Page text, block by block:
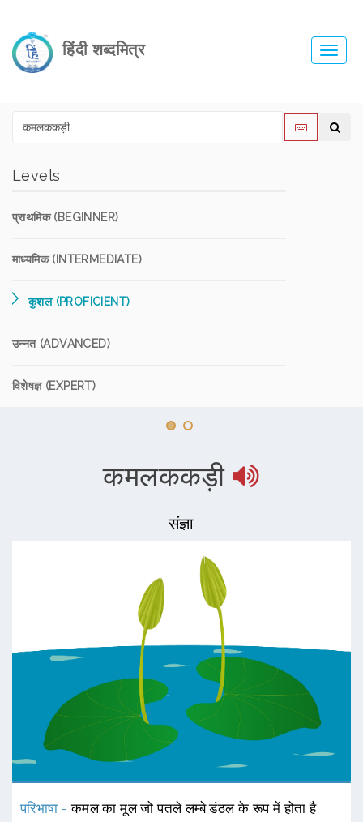
हिंदी शब्दमित्र
Levels
प्राथमिक (BEGINNER)
माध्यमिक (INTERMEDIATE)
कुशल (PROFICIENT)
उन्नत (ADVANCED)
विशेषज्ञ (EXPERT)
कमलककड़ी
संज्ञा
परिभाषा -कमल का मूल जो पतले लम्बे डंठल के रूप में होता है